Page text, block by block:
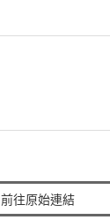
前往原始連結